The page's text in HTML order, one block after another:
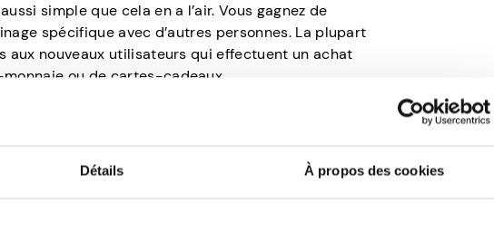
Détails À propos des cookies
simple que cela en a l’air. Vous gagnez de
spécifique avec d’autres personnes. La plupart
aux nouveaux utilisateurs qui effectuent un achat
ou de cartes-cadeaux.
infini de plateformes pour gagner de l’argent sur
électronique. Et quelle est la chose que ces
façons d’augmenter leur nombre et
les systèmes de partage et de gain.
à inviter leur famille, leurs amis et d’autres
unique à chaque individu. Bien sûr, ils ont